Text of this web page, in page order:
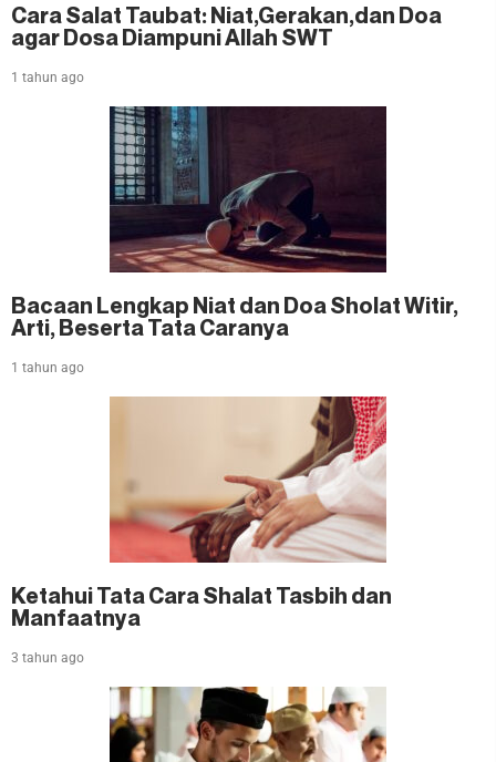
Cara Salat Taubat: Niat,Gerakan,dan Doa
agar Dosa Diampuni Allah SWT
1 tahun ago
Bacaan Lengkap Niat dan Doa Sholat Witir,
Arti, Beserta Tata Caranya
1 tahun ago
Ketahui Tata Cara Shalat Tasbih dan
Manfaatnya
3 tahun ago